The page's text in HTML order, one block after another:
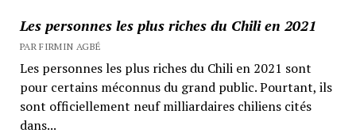
Les personnes les plus riches du Chili en 2021
PAR FIRMIN AGBÉ
Les personnes les plus riches du Chili en 2021 sont
pour certains méconnus du grand public. Pourtant, ils
sont officiellement neuf milliardaires chiliens cités
dans...